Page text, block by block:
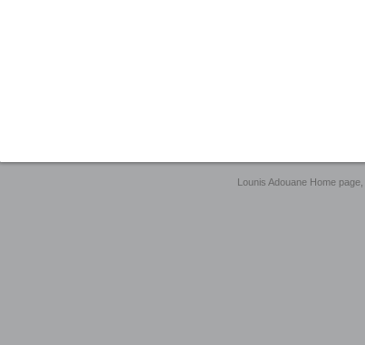
Lounis Adouane Home